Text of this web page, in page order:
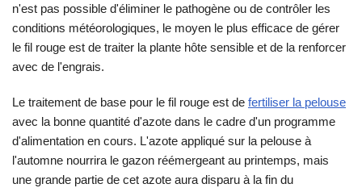
n'est pas possible d'éliminer le pathogène ou de contrôler les
conditions météorologiques, le moyen le plus efficace de gérer
le fil rouge est de traiter la plante hôte sensible et de la renforcer
avec de l'engrais.
Le traitement de base pour le fil rouge est de fertiliser la pelouse
avec la bonne quantité d'azote dans le cadre d'un programme
d'alimentation en cours. L'azote appliqué sur la pelouse à
l'automne nourrira le gazon réémergeant au printemps, mais
une grande partie de cet azote aura disparu à la fin du